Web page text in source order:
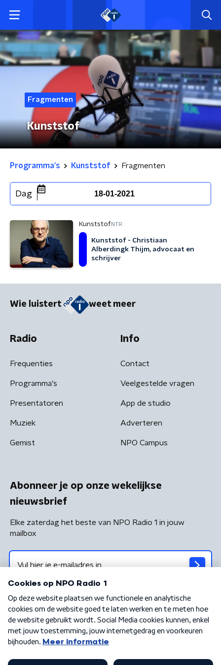
Fragmenten
Kunststof
Programma's Kunststof Fragmenten
Dag 18-01-2021
KunststofNTR
Kunststof - Christiaan
Alberdingk Thijm, advocaat en
schrijver
Wie luistert weet meer
Radio
Frequenties
Programma's
Presentatoren
Muziek
Gemist
Info
Contact
Veelgestelde vragen
App de studio
Adverteren
NPO Campus
Abonneer je op onze wekelijkse
nieuwsbrief
Elke zaterdag het beste van NPO Radio 1 in jouw
mailbox
Algemene voorwaarden